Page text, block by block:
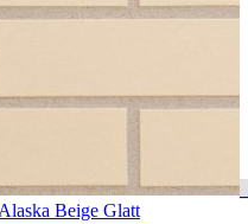
Beige Glatt